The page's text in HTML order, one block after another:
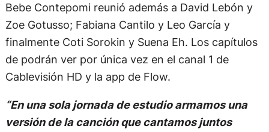
Bebe Contepomi reunió además a David Lebón y
Zoe Gotusso; Fabiana Cantilo y Leo García y
finalmente Coti Sorokin y Suena Eh. Los capítulos
de podrán ver por única vez en el canal 1 de
Cablevisión HD y la app de Flow.
“En una sola jornada de estudio armamos una
versión de la canción que cantamos juntos